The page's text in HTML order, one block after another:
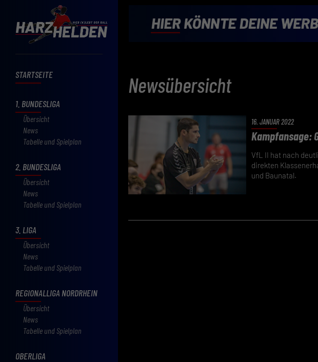
STARTSEITE
1. BUNDESLIGA
Übersicht
News
Tabelle und Spielplan
2. BUNDESLIGA
Übersicht
News
Tabelle und Spielplan
3. LIGA
Übersicht
News
Tabelle und Spielplan
REGIONALLIGA NORDRHEIN
Übersicht
News
Tabelle und Spielplan
OBERLIGA
Newsübersicht
16. JANUAR 2022
Kampfansage:
VfL II hat nach
direkten
und Baunatal.